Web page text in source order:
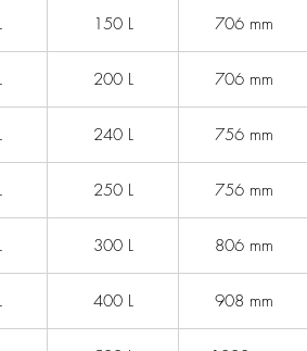
150 L 706 mm
200 L 706 mm
240 L 756 mm
250 L 756 mm
300 L 806 mm
400 L 908 mm